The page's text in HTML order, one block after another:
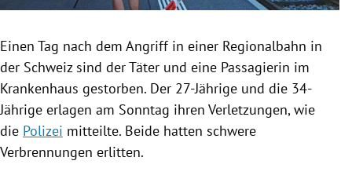
Untermenü
Untermenü
Einen Tag nach dem Angriff in einer Regionalbahn in
der Schweizsind der Täter und eine Passagierin im
Krankenhaus gestorben. Der 27-Jährige und die 34-
Jährige erlagen am Sonntag ihren Verletzungen, wie
die Polizei mitteilte. Beide hatten schwere
Verbrennungen erlitten.